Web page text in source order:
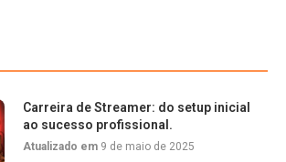
Carreira de Streamer: do setup inicial
ao sucesso profissional.
Atualizado em 9 de maio de 2025